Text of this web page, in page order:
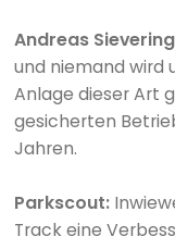
Andreas
und niemand wird
Anlage dieser Art
gesicherten
Jahren.
Parkscout:
Track eine